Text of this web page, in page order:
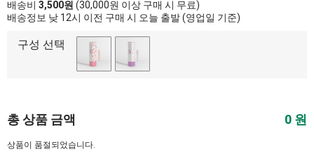
배송비 3,500원 (30,000원 이상 구매 시 무료)
배송정보 낮 12시 이전 구매 시 오늘 출발 (영업일 기준)
구성 선택
총 상품 금액 0 원
상품이 품절되었습니다.